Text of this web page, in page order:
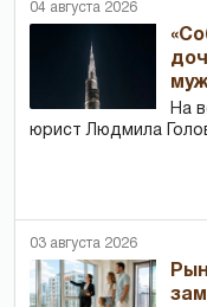
04 августа 2026
На
юрист Людмила
03 августа 2026